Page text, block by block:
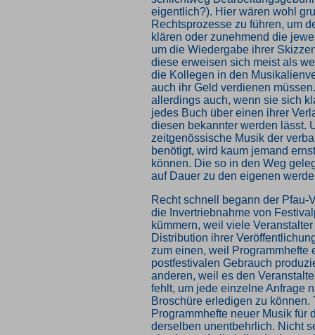
eigentlich?). Hier wären wohl
Rechtsprozesse zu führen, um
klären oder zunehmend die
um die Wiedergabe ihrer
diese erweisen sich meist als
die Kollegen in den
auch ihr Geld verdienen
allerdings auch, wenn sie sich
jedes Buch über einen ihrer
diesen bekannter werden lässt.
zeitgenössische Musik der
benötigt, wird kaum jemand
können. Die so in den Weg
auf Dauer zu den eigenen
Recht schnell begann der Pfau-
die Invertriebnahme von
kümmern, weil viele
Distribution ihrer
zum einen, weil Programmhefte
postfestivalen Gebrauch
anderen, weil es den
fehlt, um jede einzelne Anfrage
Broschüre erledigen zu können.
Programmhefte neuer Musik für
derselben unentbehrlich. Nicht